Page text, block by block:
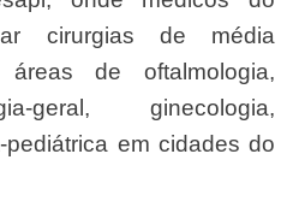
cirurgias de média
de oftalmologia,
geral, ginecologia,
pediátrica em cidades do